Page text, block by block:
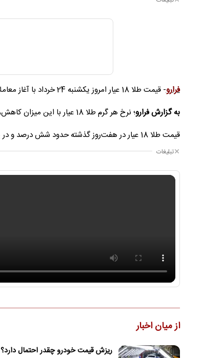
فرارو- قیمت طلا 18 عیار امروز یکشنبه 24 خرداد با آغاز معاملات در بازار گرمی 138 هزار تومان کاهش پیدا کرد.
به گزارش فرارو؛ نرخ هر گرم طلا 18 عیار با این میزان کاهش، به 17 میلیون و 82 هزار تومان رسید که کمترین سطح از ابتدای اردیبهشت ماه است.
قیمت طلا 18 عیار در هفت‌روز گذشته حدود شش درصد و در یک ماه اخیر معادل 12 درصد ریزش داشته است.
تبلیغات
از میان اخبار
ریزش قیمت خودرو چقدر احتمال دارد؟